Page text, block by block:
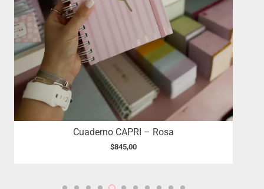
Cuaderno CAPRI – Rosa
$845,00